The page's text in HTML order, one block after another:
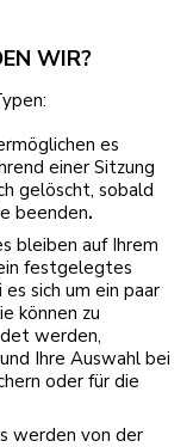
WIR?
es
einer Sitzung
gelöscht, sobald
beenden.
bleiben auf Ihrem
festgelegtes
sich um ein paar
können zu
werden,
Ihre Auswahl bei
oder für die
werden von der